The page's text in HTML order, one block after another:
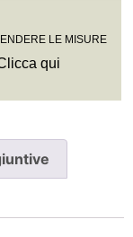
LE MISURE
qui